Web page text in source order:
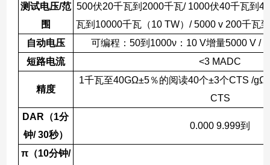
测试电压/范
围
500伏20千瓦到 2000千瓦/ 1000伏40千瓦到
瓦到 10000千瓦（10 TW） / 5000 v 200千瓦到
自动电压
可编程： 50到 1000ν： 10 V增量5000 V /
短路电流
<3 MADC
精度
1千瓦至40GΩ±5％的阅读40个±3个CTS /
CTS
DAR （1分
钟/ 30秒）
0.000 9.999到
π（10分钟/